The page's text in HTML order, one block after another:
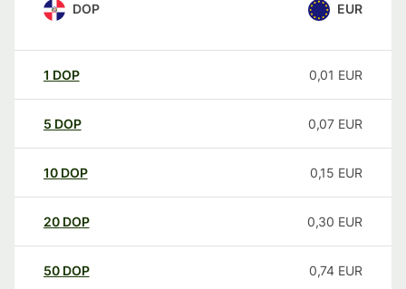
DOP EUR
1 DOP 0,01 EUR
5 DOP 0,07 EUR
10 DOP 0,15 EUR
20 DOP 0,30 EUR
50 DOP 0,74 EUR